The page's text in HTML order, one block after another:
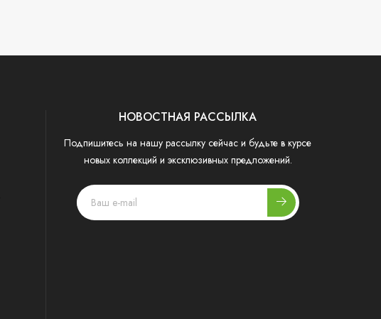
НОВОСТНАЯ РАССЫЛКА
Подпишитесь на нашу рассылку сейчас и будьте в курсе
новых коллекций и эксклюзивных предложений.